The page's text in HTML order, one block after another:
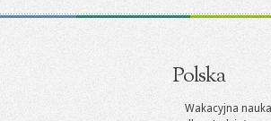
Polska
Wakacyjna